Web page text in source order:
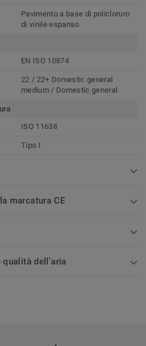
Pavimento a base di policloruro
di vinile espanso
EN ISO 10874
22 / 22+ Domestic general
medium / Domestic general
ISO 11638
Tipo I
marcatura CE
dell'aria